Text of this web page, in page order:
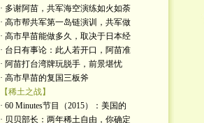
· 多谢阿苗，共军海空演练如火如荼
· 高市帮共军第一岛链演训，共军做
· 高市早苗能做多久，取决于日本经
· 台日有事论：此人若开口，阿苗准
· 阿苗打台湾牌玩脱手，前景堪忧
· 高市早苗的复国三板斧
【稀土之战】
· 60 Minutes节目（2015）：美国的
· 贝贝部长：两年稀土自由，你确定